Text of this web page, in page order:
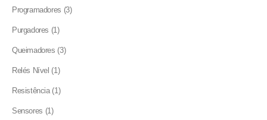
Programadores 33
Purgadores 11
Queimadores 33
Relés Nível
11
Resistência 11
Sensores 11